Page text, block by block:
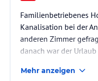
Familienbetriebenes
Kanalisation bei der
anderen Zimmer
danach war der
den Rest des Urlaubs.
Mehr anzeigen